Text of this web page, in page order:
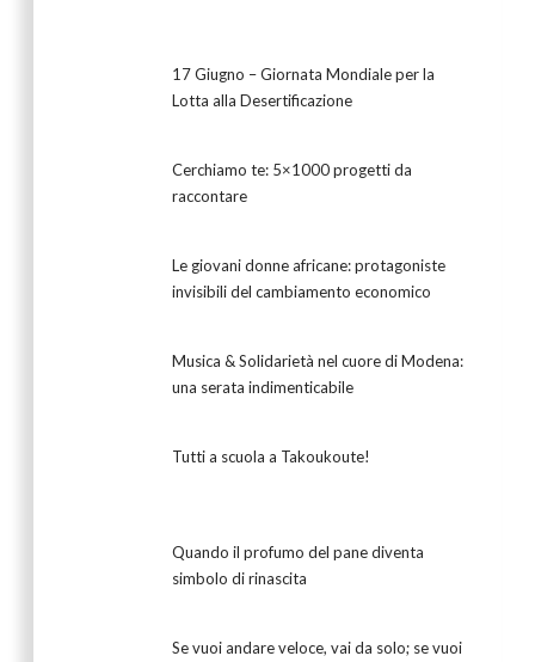
17 Giugno – Giornata Mondiale per la
Lotta alla Desertificazione
Cerchiamo te: 5×1000 progetti da
raccontare
Le giovani donne africane: protagoniste
invisibili del cambiamento economico
Musica & Solidarietà nel cuore di Modena:
una serata indimenticabile
Tutti a scuola a Takoukoute!
Quando il profumo del pane diventa
simbolo di rinascita
Se vuoi andare veloce, vai da solo; se vuoi